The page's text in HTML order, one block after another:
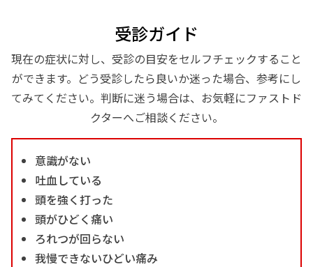
受診ガイド
現在の症状に対し、受診の目安をセルフチェックすること
ができます。どう受診したら良いか迷った場合、参考にし
てみてください。判断に迷う場合は、お気軽にファストド
クターへご相談ください。
意識がない
吐血している
頭を強く打った
頭がひどく痛い
ろれつが回らない
我慢できないひどい痛み